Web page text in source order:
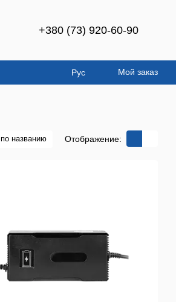
+380 (73) 920-60-90
Рус Мой заказ
по названию Отображение: